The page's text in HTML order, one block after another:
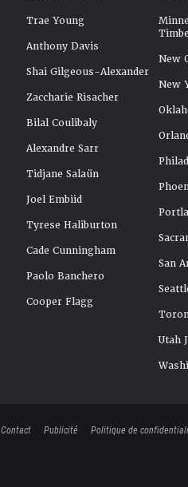
Trae Young
Anthony Davis
Shai Gilgeous-Alexander
Zaccharie Risacher
Bilal Coulibaly
Alexandre Sarr
Tidjane Salaün
Joel Embiid
Tyrese Haliburton
Cade Cunningham
Paolo Banchero
Cooper Flagg
New
New
San
Utah
Contact Publicité Politique de